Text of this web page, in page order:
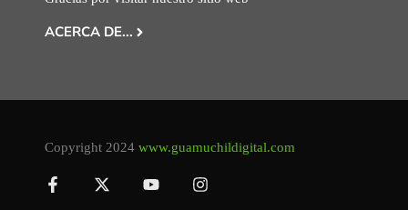
ACERCA DE...
Copyright 2024 www.guamuchildigital.com